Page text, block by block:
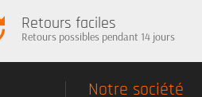
Retours faciles
Retours possibles pendant 14 jours
Notre société